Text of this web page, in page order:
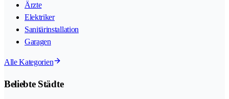
Ärzte
Elektriker
Sanitärinstallation
Garagen
Alle Kategorien
Beliebte Städte